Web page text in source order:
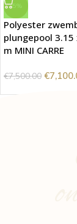
-5%
Polyester
plungepool 3.15
m MINI CARRE
€7,500.00 €